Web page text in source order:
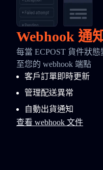
Webhook 通
每當 ECPOST 貨件狀
至您的 webhook 端點
客戶訂單即時更新
管理配送異常
自動出貨通知
查看 webhook 文件